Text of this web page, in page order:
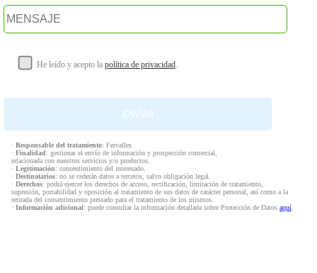
He leído y acepto la política de privacidad.
· Responsable del tratamiento: Fervalles
· Finalidad: gestionar el envío de información y prospección comercial,
relacionada con nuestros servicios y/o productos.
· Legitimación: consentimiento del interesado.
· Destinatarios: no se cederán datos a terceros, salvo obligación legal.
· Derechos: podrá ejercer los derechos de acceso, rectificación, limitación de tratamiento,
supresión, portabilidad y oposición al tratamiento de sus datos de carácter personal, así como a la
retirada del consentimiento prestado para el tratamiento de los mismos.
· Información adicional: puede consultar la información detallada sobre Protección de Datos aquí.